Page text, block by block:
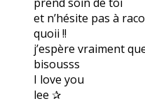
et n’hésite pas à
quoii !!
j’espère vraiment
bisousss
I love you
lee ✰